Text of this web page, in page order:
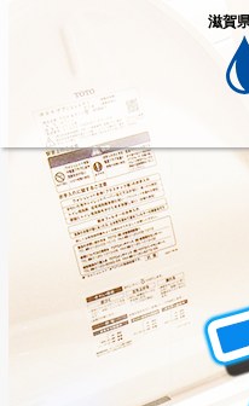
滋賀